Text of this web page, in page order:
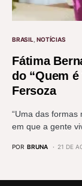
BRASIL NOTÍCIAS
Fátima
do “Quem
Fersoza
“Uma das
em que a gente
POR BRUNA 21 DE